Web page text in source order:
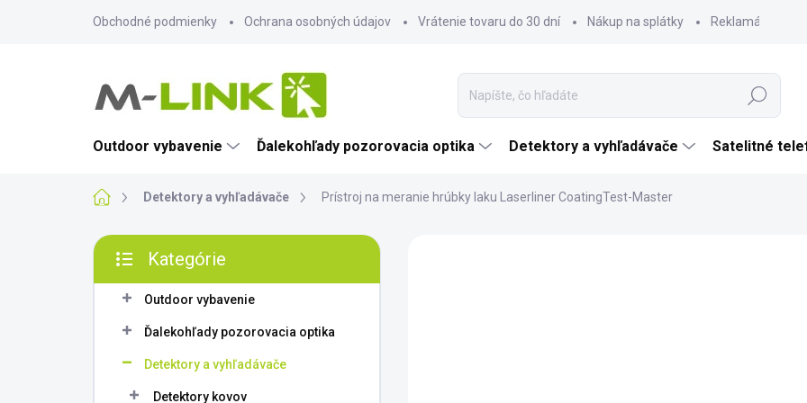
Obchodné podmienky Ochrana osobných údajov Vrátenie tovaru do 30 dní Nákup na splátky Reklamácia
Hľadať
Outdoor vybavenie Ďalekohľady pozorovacia optika Detektory a vyhľadávače Satelitné
DomovDetektory a vyhľadávače Prístroj na meranie hrúbky laku Laserliner CoatingTest-Master
B
č
kategórie
Kategórie
Outdoor vybavenie
Ďalekohľady pozorovacia optika
Detektory a vyhľadávače
Detektory kovov